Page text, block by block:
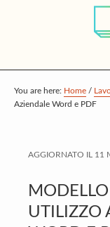
p
t
a
n
c
p
t
r
m
a
p
t
o
t
e
You are here: Home /
Aziendale Word e PDF
AGGIORNATO IL 11
UTILIZZO